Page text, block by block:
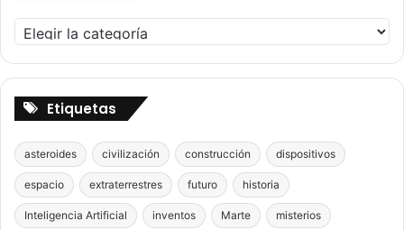
Categorías
Etiquetas
asteroides civilización construcción dispositivos
espacio extraterrestres futuro historia
Inteligencia Artificial inventos Marte misterios